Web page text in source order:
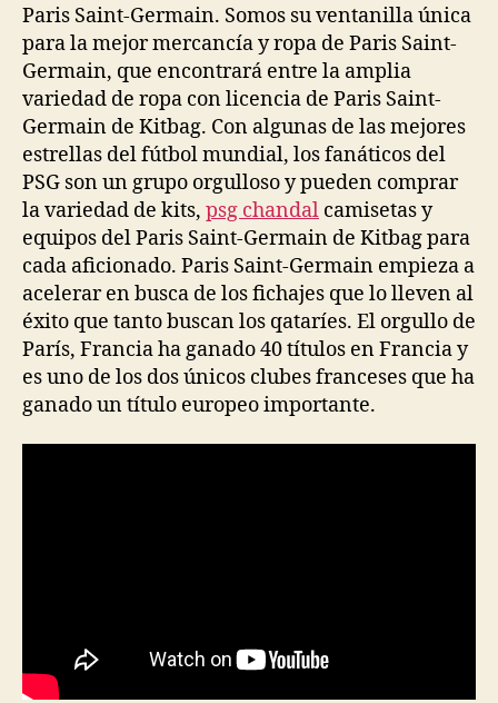
Paris Saint-Germain. Somos su ventanilla única
para la mejor mercancía y ropa de Paris Saint-
Germain, que encontrará entre la amplia
variedad de ropa con licencia de Paris Saint-
Germain de Kitbag. Con algunas de las mejores
estrellas del fútbol mundial, los fanáticos del
PSG son un grupo orgulloso y pueden comprar
la variedad de kits, psg chandal camisetas y
equipos del Paris Saint-Germain de Kitbag para
cada aficionado. Paris Saint-Germain empieza a
acelerar en busca de los fichajes que lo lleven al
éxito que tanto buscan los qataríes. El orgullo de
París, Francia ha ganado 40 títulos en Francia y
es uno de los dos únicos clubes franceses que ha
ganado un título europeo importante.